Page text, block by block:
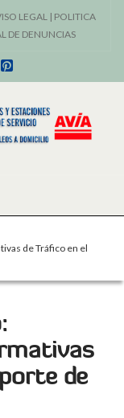
LEGAL | POLITICA
DE DENUNCIAS
Pinterest
de Tráfico en el
de